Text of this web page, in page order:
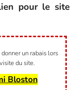
pour le site
un rabais lors
du site.
Bloston